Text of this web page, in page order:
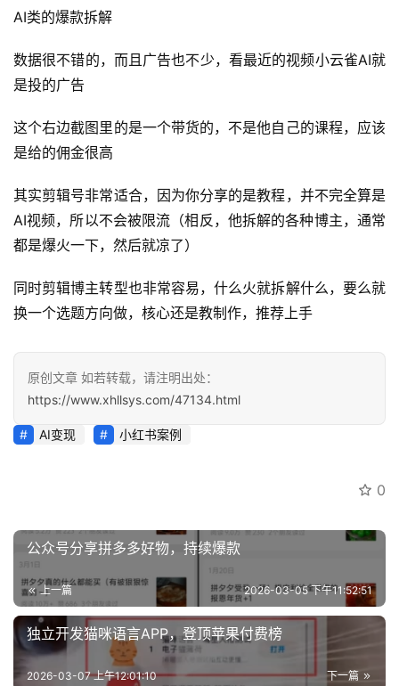
页
业
快
开
眼
例
指
南
运
创
业
资
源
AI类的爆款拆解
数据很不错的，而且广告也不少，看最近的视频小云雀AI就
是投的广告
这个右边截图里的是一个带货的，不是他自己的课程，应该
是给的佣金很高
其实剪辑号非常适合，因为你分享的是教程，并不完全算是
AI视频，所以不会被限流（相反，他拆解的各种博主，通常
都是爆火一下，然后就凉了）
同时剪辑博主转型也非常容易，什么火就拆解什么，要么就
换一个选题方向做，核心还是教制作，推荐上手
原创文章 如若转载，请注明出处：
https://www.xhllsys.com/47134.html
AI变现 小红书案例
0
公众号分享拼多多好物，持续爆款
上一篇 2026-03-05 下午11:52:51
独立开发猫咪语言APP，登顶苹果付费榜
下一篇
2026-03-07 上午12:01:10